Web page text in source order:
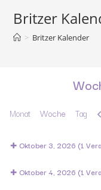
Britzer
> Britzer Kalender
Monat Woche Tag
Oktober 3, 2026 (1
Oktober 4, 2026 (1